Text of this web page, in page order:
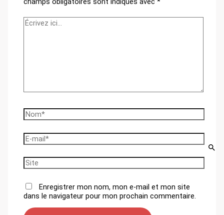
Écrivez
Nom*
E-
mail*
Site
Enregistrer mon nom, mon e-mail et mon site
dans le navigateur pour mon prochain commentaire.